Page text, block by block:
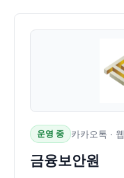
운영 중 카카오톡 · 웹
금융보안원